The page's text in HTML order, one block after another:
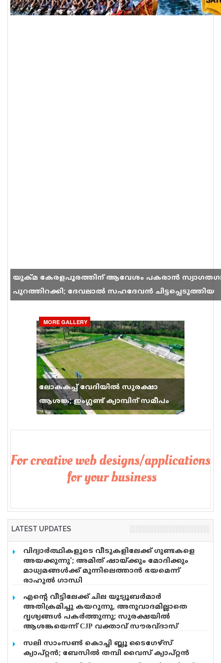
യുക്മ കേരളപൂരത്തിന് ആവേശം പകരാൻ
പുറത്തിറക്കി; ദേവലാൽ സഹദേവൻ ചിട്ടപ്പെടുത്തിയ
MORE GALLERY
ലോകകപ്പ് വേദിയിൽ സുരക്ഷാ
ആശങ്ക; ഇംഗ്ലണ്ട് ക്യാമ്പിന് സമീപം
വെടിവെപ്പ്, 9 പേർക്ക് പരിക്ക്
LATEST UPDATES
വിദ്യാര്‍ത്ഥികളുടെ വീടുകളിലേക്ക് ഗുണ്ടകളെ
അയക്കുന്നു’; അമിത് ഷായ്ക്കും മോദിക്കും
മാധ്യമങ്ങള്‍ക്ക് മുന്നിലെത്താന്‍ ഭയമെന്ന്
രാഹുല്‍ ഗാന്ധി
വിദ്യാർത്ഥികൾ ഇന്ന് രാജ്യത്തെ മാധ്യമങ്ങൾക്ക്
മുന്നിൽ നിൽക്കുന്നു, പക്ഷെ അമിത് ഷാ ക്കും,
മോദിക്കും ധൈര്യമില്ലെന്ന് രാഹുൽ ഗാന്ധി. അമിത്
ഷായും മോദിയും എവിടെയാണ്. പെല്ലറ്റ് തോക്ക്
ഉപയോഗിക്കാൻ നിർദ്ദേശം നൽകിയ വ്യക്തി അമിത്
ഷാ യാണ്. പാർലമെന്റിൽ വരാനുള്ള മര്യാദ അമിത്
ഷാക്ക് ഇല്ല. അതിനുള്ള ധൈര്യമില്ലെന്നും അദ്ദേഹം
എന്റെ വീട്ടിലേക്ക് ചില യൂട്യൂബർമാർ
അതിക്രമിച്ചു കയറുന്നു, അനുവാദമില്ലാതെ
ദൃശ്യങ്ങൾ പകർത്തുന്നു; സുരക്ഷയിൽ
ആശങ്കയെന്ന് CJP വക്താവ് സൗരവ്ദാസ്
തന്റെ വീട്ടിലേക്ക് ചില യൂട്യൂബർമാരും മാധ്യമങ്ങളും
അതിക്രമിച്ചു കയറുന്നുവെന്ന് പരാതിയുമായി
സൗരവ്ദാസ്. അനുവാദമില്ലാതെ ദൃശ്യങ്ങൾ
സലി സാംസണ്‍ കൊച്ചി ബ്ലൂ ടൈഗേഴ്‌സ്
ക്യാപ്റ്റന്‍; ബേസില്‍ തമ്പി വൈസ് ക്യാപ്റ്റന്‍